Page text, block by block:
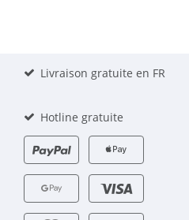
Livraison gratuite en FR
Hotline gratuite